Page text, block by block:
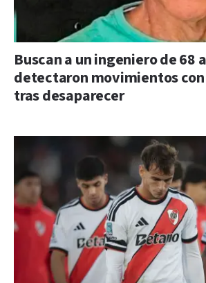
Buscan a un ingeniero de 68
detectaron movimientos
tras desaparecer